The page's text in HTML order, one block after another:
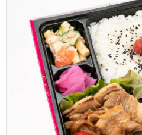
ご利用シーン：ロケ・撮影 ›収録
東京都港区六本木2023/07/15